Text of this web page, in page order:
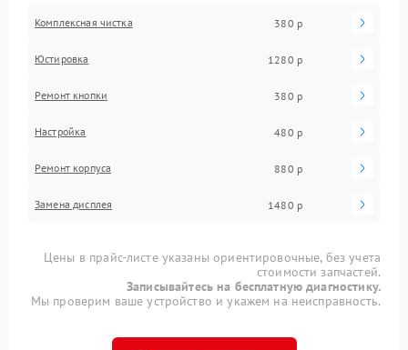
Комплексная чистка 380 р
Юстировка 1280 р
Ремонт кнопки 380 р
Настройка 480 р
Ремонт корпуса 880 р
Замена дисплея 1480 р
Цены в прайс-листе указаны ориентировочные, без учета
стоимости запчастей.
Записывайтесь на бесплатную диагностику.
Мы проверим ваше устройство и укажем на неисправность.